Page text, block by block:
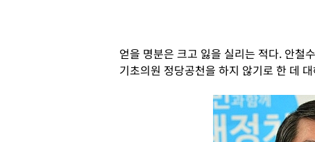
얻을 명분은 크고 잃을 실리는 적다. 안철
기초의원 정당공천을 하지 않기로 한 데